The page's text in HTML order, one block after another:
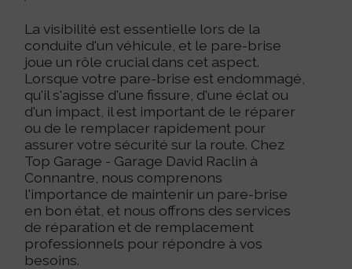
La visibilité est essentielle lors de la
conduite d'un véhicule, et le pare-brise
joue un rôle crucial dans cet aspect.
Lorsque votre pare-brise est endommagé,
qu'il s'agisse d'une fissure, d'une éclat ou
d'un impact, il est important de le réparer
ou de le remplacer rapidement pour
assurer votre sécurité sur la route. Chez
Top Garage - Garage David Raclin à
Connantre, nous comprenons
l'importance de maintenir un pare-brise
en bon état, et nous offrons des services
de réparation et de remplacement
professionnels pour répondre à vos
besoins.